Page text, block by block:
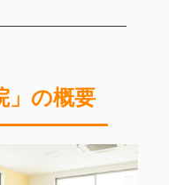
」の概要